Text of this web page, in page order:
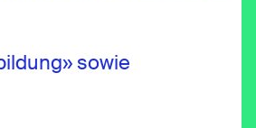
sowie